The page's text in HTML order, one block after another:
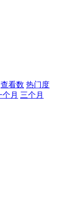
查看数 热门度
个月 三个月